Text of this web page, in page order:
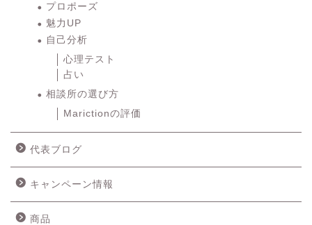
プロポーズ
魅力UP
自己分析
心理テスト
占い
相談所の選び方
Marictionの評価
代表ブログ
キャンペーン情報
商品